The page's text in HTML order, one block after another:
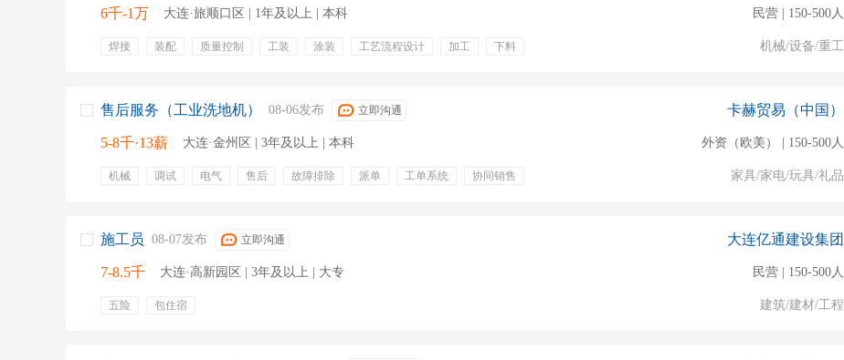
6千-1万 大连·旅顺口区 | 1年及以上 | 本科
焊接 装配 质量控制 工装 涂装 工艺流程设计 加工
下料
民营 | 150-500人
机械/设备/重工
售后服务（工业洗地机） 08-06发布 立即沟通
5-8千·13薪 大连·金州区 | 3年及以上 | 本科
机械 调试 电气 售后 故障排除 派单 工单系统
协同销售
卡赫贸易（中国）
外资（欧美） | 150-500人
家具/家电/玩具/礼品
施工员 08-07发布 立即沟通
7-8.5千 大连·高新园区 | 3年及以上 | 大专
五险 包住宿
大连亿通建设集团
民营 | 150-500人
建筑/建材/工程